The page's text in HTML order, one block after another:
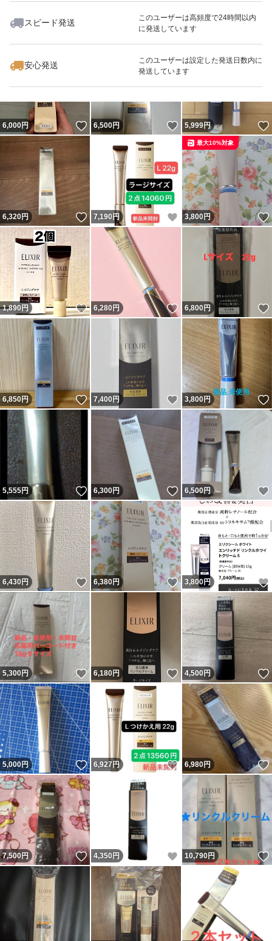
スピード発送
このユーザーは高頻度で24時間以内
に発送しています
安心発送
このユーザーは設定した発送日数内に
発送しています
いいね！
5,000
6,000円 いいね！
6,500円 いいね！
5,999円
6,320円 いいね！
7,190 円 いいね！
3,800円
最大10%対象
1,890 円 いいね！
6,280円 いいね！
6,800円
6,850円 いいね！
7,400円 いいね！
3,800円
5,555円 いいね！
6,300円 いいね！
6,500円
6,430円 いいね！
6,380円 いいね！
3,800円
5,300円 いいね！
6,180円 いいね！
4,500円
5,000円 いいね！
6,927円 いいね！
6,980円
7,500円 いいね！
4,350 円 いいね！
10,790円